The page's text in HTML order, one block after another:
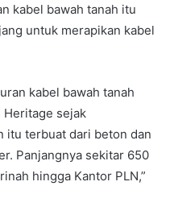
kabel bawah tanah itu
untuk merapikan kabel
kabel bawah tanah
Heritage sejak
itu terbuat dari beton dan
Panjangnya sekitar 650
hingga Kantor PLN,”